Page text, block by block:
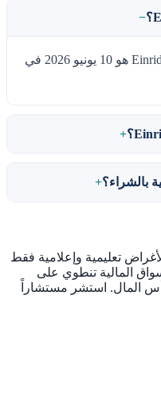
التاريخ المتوقع لطرح اكتتاب Einride AB هو 10 يونيو 2026 في
تعليمية وإعلامية فقط
المالية تنطوي على
المال. استشر مستشاراً